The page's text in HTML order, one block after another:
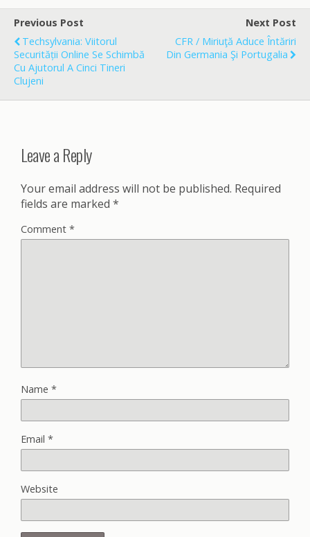
b
o
o
k
l
e
Previous Post
Techsylvania: Viitorul
Securității Online Se Schimbă
Cu Ajutorul A Cinci Tineri
Clujeni
Next Post
CFR / Miriuţă Aduce Întăriri
Din Germania Şi Portugalia
Leave a Reply
Your email address will not be published. Required
fields are marked *
Comment *
Name *
Email *
Website